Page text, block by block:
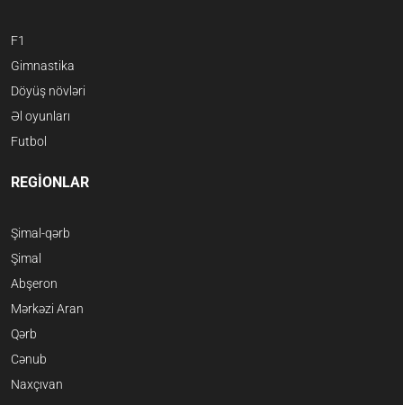
F1
Gimnastika
Döyüş növləri
Əl oyunları
Futbol
REGİONLAR
Şimal-qərb
Şimal
Abşeron
Mərkəzi Aran
Qərb
Cənub
Naxçıvan